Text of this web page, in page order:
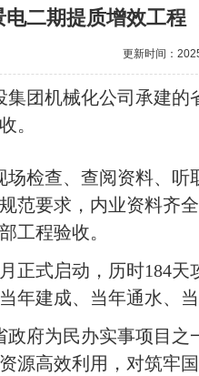
电二期提质增效工程
更新时间：
集团机械化公司承建
。
场检查、查阅资料、
范要求，内业资料齐
工程验收。
正式启动，历时184
年建成、当年通水、
政府为民办实事项目
源高效利用，对筑牢